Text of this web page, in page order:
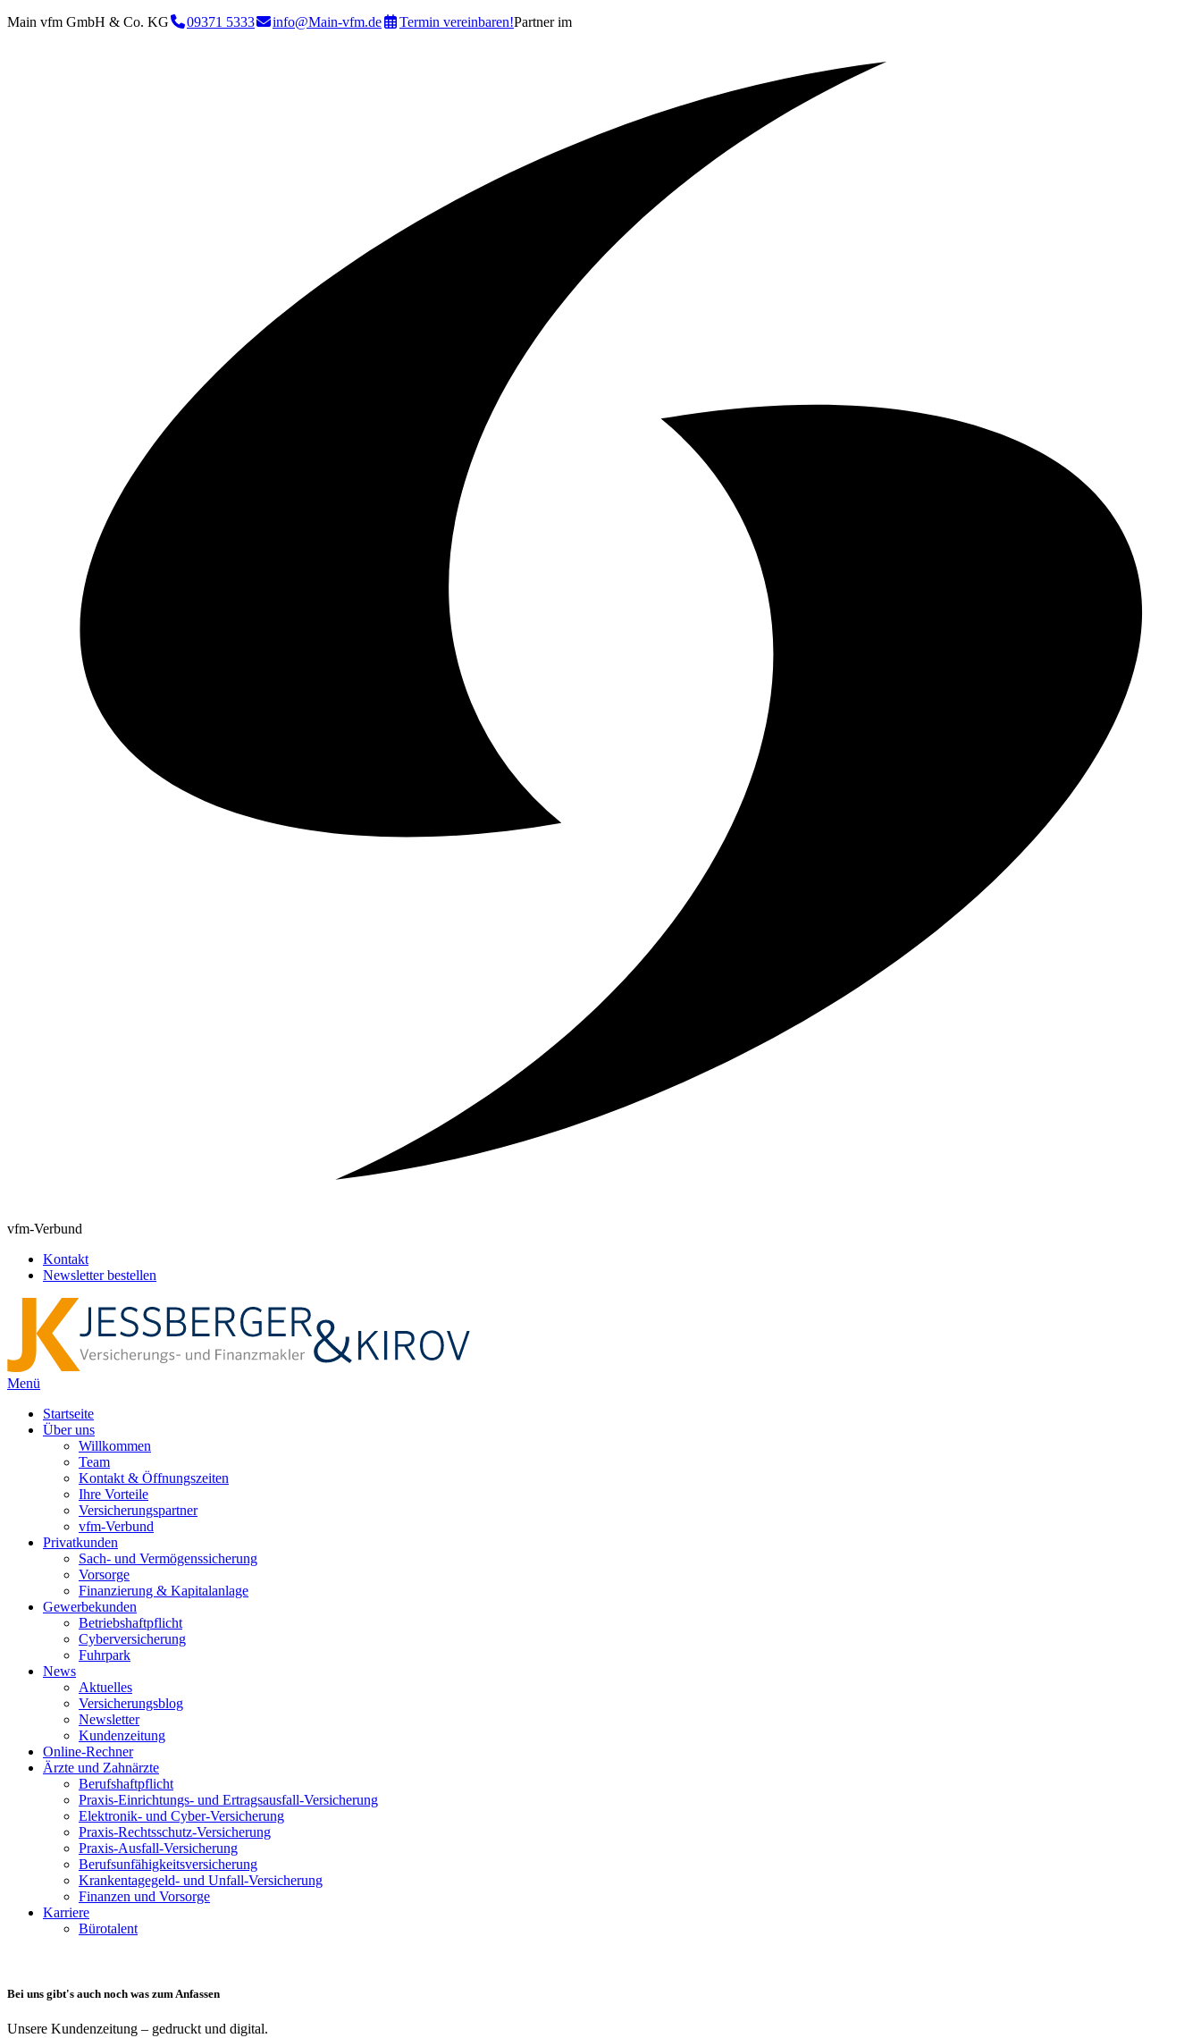
Main vfm GmbH & Co. KG 09371 5333 info@Main-vfm.de Termin vereinbaren!Partner im
vfm-Verbund
Kontakt
Newsletter bestellen
Menü
Startseite
Über uns
Willkommen
Team
Kontakt & Öffnungszeiten
Ihre Vorteile
Versicherungspartner
vfm-Verbund
Privatkunden
Sach- und Vermögenssicherung
Vorsorge
Finanzierung & Kapitalanlage
Gewerbekunden
Betriebshaftpflicht
Cyberversicherung
Fuhrpark
News
Aktuelles
Versicherungsblog
Newsletter
Kundenzeitung
Online-Rechner
Ärzte und Zahnärzte
Berufshaftpflicht
Praxis-Einrichtungs- und Ertragsausfall-Versicherung
Elektronik- und Cyber-Versicherung
Praxis-Rechtsschutz-Versicherung
Praxis-Ausfall-Versicherung
Berufsunfähigkeitsversicherung
Krankentagegeld- und Unfall-Versicherung
Finanzen und Vorsorge
Karriere
Bürotalent
Bei uns gibt's auch noch was zum Anfassen
Unsere Kundenzeitung – gedruckt und digital.